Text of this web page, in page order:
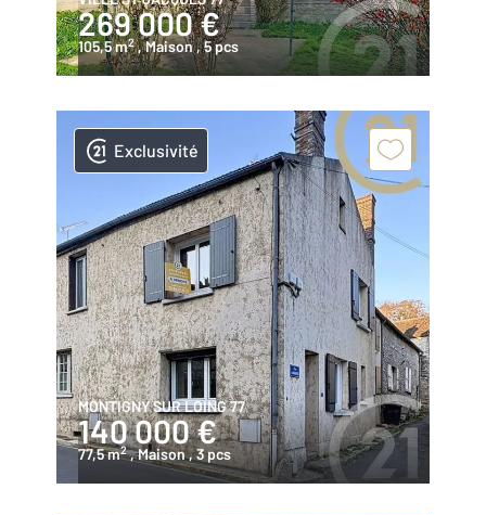
269 000 €
105,5 m2 , Maison, 5 pcs
Exclusivité
MONTIGNY SUR LOING 77
140 000 €
77,5 m2 , Maison, 3 pcs